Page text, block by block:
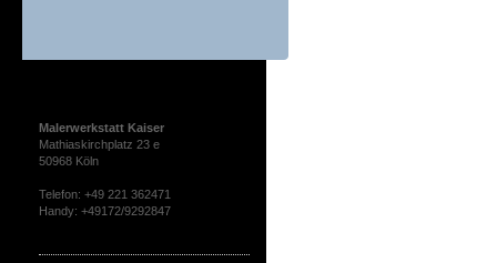
Malerwerkstatt Kaiser
Mathiaskirchplatz 23 e
50968 Köln
Telefon: +49 221 362471
Handy: +49172/9292847